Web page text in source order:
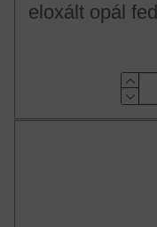
eloxált opál